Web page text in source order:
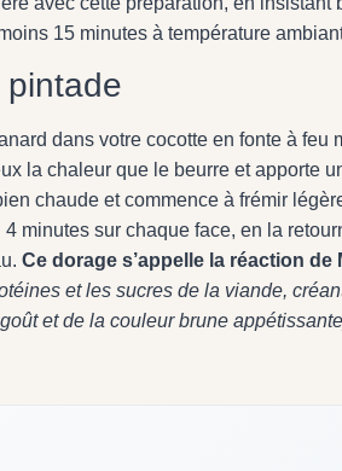
15 minutes à température
dans votre cocotte en fonte à feu
la chaleur que le beurre et apporte
chaude et commence à frémir
minutes sur chaque face, en la
Ce dorage s’appelle la réaction de
et les sucres de la viande,
et de la couleur brune